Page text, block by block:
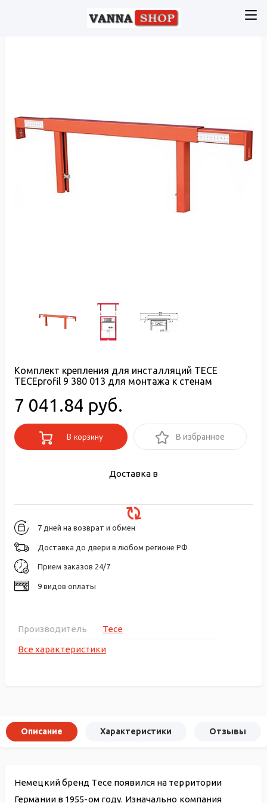
Комплект крепления для инсталляций TECE
TECEprofil 9 380 013 для монтажа к стенам
7 041.84 руб.
В корзину В избранное
Доставка в
7 дней на возврат и обмен
Доставка до двери в любом регионе РФ
Прием заказов 24/7
9 видов оплаты
Производитель
Tece
Все характеристики
Описание Характеристики Отзывы
Немецкий бренд Tece появился на территории
Германии в 1955-ом году. Изначально компания